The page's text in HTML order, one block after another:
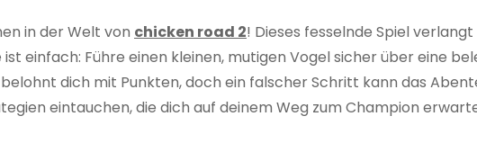
in der Welt von chicken road 2! Dieses fesselnde Spiel verlangt
einfach: Führe einen kleinen, mutigen Vogel sicher über eine
dich mit Punkten, doch ein falscher Schritt kann das
eintauchen, die dich auf deinem Weg zum Champion